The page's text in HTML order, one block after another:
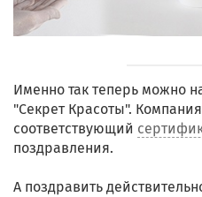
Именно так теперь можно
"Секрет Красоты".
соответствующий
поздравления.
А поздравить